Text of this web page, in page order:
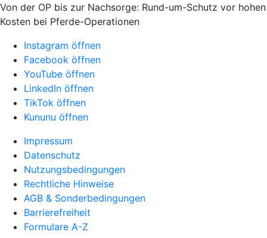
Von der OP bis zur Nachsorge: Rund-um-Schutz vor hohen
Kosten bei Pferde-Operationen
Instagram öffnen
Facebook öffnen
YouTube öffnen
LinkedIn öffnen
TikTok öffnen
Kununu öffnen
Impressum
Datenschutz
Nutzungsbedingungen
Rechtliche Hinweise
AGB & Sonderbedingungen
Barrierefreiheit
Formulare A-Z